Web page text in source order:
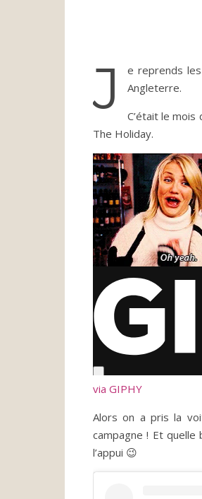
J
e reprends
Angleterre.
C’était le
The Holiday.
via GIPHY
Alors on a pris la
campagne ! Et
l’appui 😉